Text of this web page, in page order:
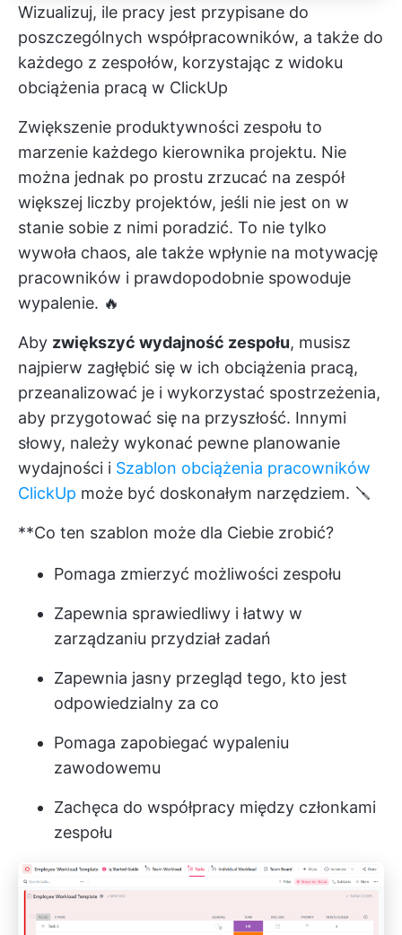
Wizualizuj, ile pracy jest przypisane do
poszczególnych współpracowników, a także do
każdego z zespołów, korzystając z widoku
obciążenia pracą w ClickUp
Zwiększenie produktywności zespołu to
marzenie każdego kierownika projektu. Nie
można jednak po prostu zrzucać na zespół
większej liczby projektów, jeśli nie jest on w
stanie sobie z nimi poradzić. To nie tylko
wywoła chaos, ale także wpłynie na motywację
pracowników i prawdopodobnie spowoduje
wypalenie. 🔥
Aby zwiększyć wydajność zespołu, musisz
najpierw zagłębić się w ich obciążenia pracą,
przeanalizować je i wykorzystać spostrzeżenia,
aby przygotować się na przyszłość. Innymi
słowy, należy wykonać pewne planowanie
wydajności i Szablon obciążenia pracowników
ClickUp może być doskonałym narzędziem. 🪛
**Co ten szablon może dla Ciebie zrobić?
Pomaga zmierzyć możliwości zespołu
Zapewnia sprawiedliwy i łatwy w
zarządzaniu przydział zadań
Zapewnia jasny przegląd tego, kto jest
odpowiedzialny za co
Pomaga zapobiegać wypaleniu
zawodowemu
Zachęca do współpracy między członkami
zespołu